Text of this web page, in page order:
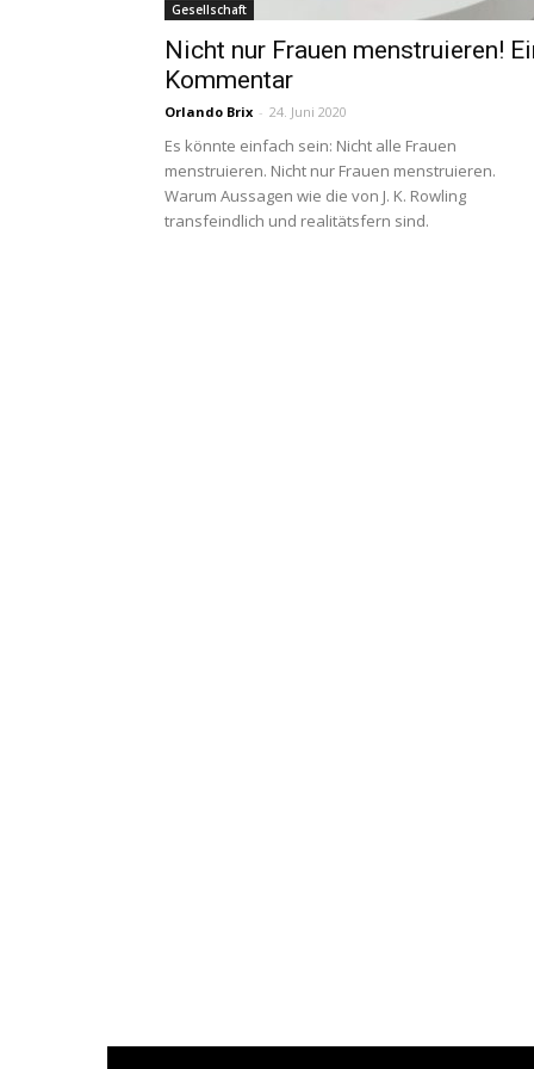
Gesellschaft
Nicht nur Frauen menstruieren!
Kommentar
Orlando Brix - 24. Juni 2020
Es könnte einfach sein: Nicht alle Frauen
menstruieren. Nicht nur Frauen menstruieren.
Warum Aussagen wie die von J. K. Rowling
transfeindlich und realitätsfern sind.